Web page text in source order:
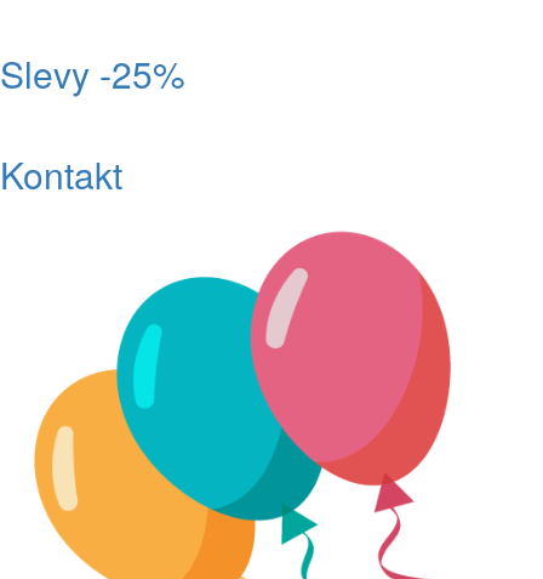
Slevy -25%
Kontakt